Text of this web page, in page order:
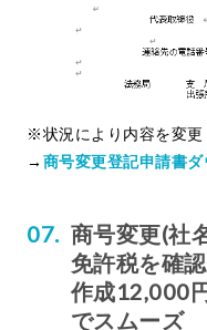
※状況により内容を変更
→ 商号変更登記申請書
商号変更(社
免許税を確
作成12,000
でスムーズ